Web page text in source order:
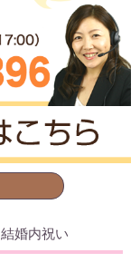
結婚内祝い